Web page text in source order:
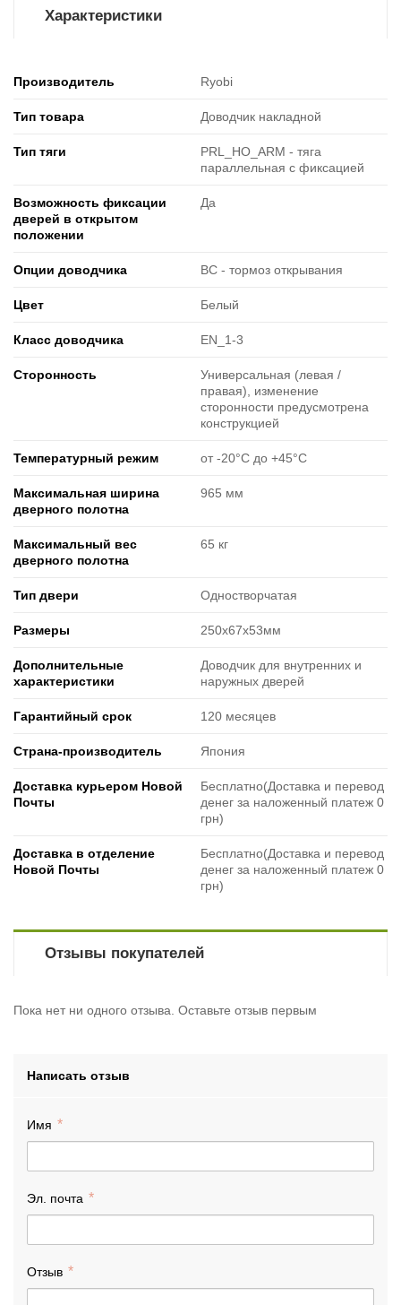
Характеристики
Производитель Ryobi
Тип товара Доводчик накладной
Тип тяги
PRL_HO_ARM - тяга
параллельная с фиксацией
Возможность фиксации
дверей в открытом
положении
Да
Опции доводчика BC - тормоз открывания
Цвет Белый
Класс доводчика EN_1-3
Cторонность
Универсальная (левая /
правая), изменение
сторонности предусмотрена
конструкцией
Температурный режим от -20°C до +45°C
Максимальная ширина
дверного полотна
965 мм
Максимальный вес
дверного полотна
65 кг
Тип двери Одностворчатая
Размеры 250х67х53мм
Дополнительные
характеристики
Доводчик для внутренних и
наружных дверей
Гарантийный срок 120 месяцев
Страна-производитель Япония
Доставка курьером Новой
Почты
Бесплатно(Доставка и перевод
денег за наложенный платеж 0
грн)
Доставка в отделение
Новой Почты
Бесплатно(Доставка и перевод
денег за наложенный платеж 0
грн)
Отзывы покупателей
Пока нет ни одного отзыва. Оставьте отзыв первым
Написать отзыв
Имя
Эл. почта
Отзыв